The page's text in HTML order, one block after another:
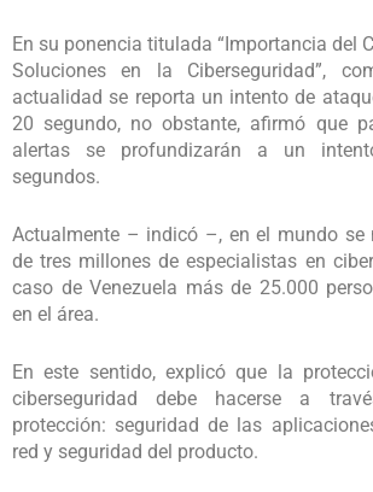
En su ponencia titulada “Importancia del
Soluciones en la Ciberseguridad”,
actualidad se reporta un intento de
20 segundo, no obstante, afirmó que
alertas se profundizarán a un
segundos.
Actualmente – indicó –, en el mundo se
de tres millones de especialistas en
caso de Venezuela más de 25.000
en el área.
En este sentido, explicó que la
ciberseguridad debe hacerse a
protección: seguridad de las
red y seguridad del producto.